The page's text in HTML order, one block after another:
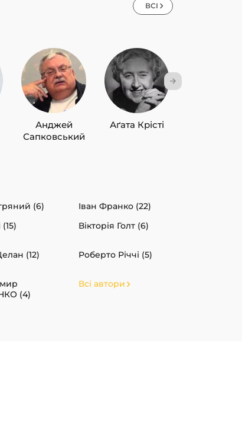
ВСІ
Анджей
Сапковський
Аґата Крісті
(6)
Іван Франко (22)
Вікторія Голт (6)
(12) Роберто Річчі (5)
(4)
Всі автори